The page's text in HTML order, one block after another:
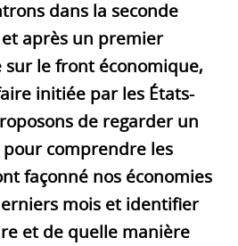
dans la seconde
après un premier
le front économique,
initiée par les États-
de regarder un
comprendre les
façonné nos économies
mois et identifier
et de quelle manière